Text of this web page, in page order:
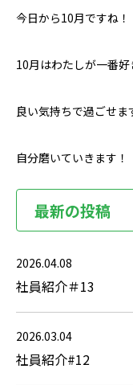
今日から10月ですね！
10月はわたしが一番好
良い気持ちで過ごせま
自分磨いていきます！
最新の投稿
2026.04.08
社員紹介＃13
2026.03.04
社員紹介#12